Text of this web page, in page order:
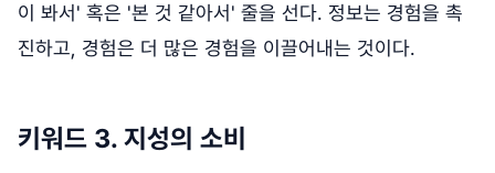
이 봐서' 혹은 '본 것 같아서' 줄을 선다. 정보는 경험을 촉
진하고, 경험은 더 많은 경험을 이끌어내는 것이다.
키워드 3. 지성의 소비